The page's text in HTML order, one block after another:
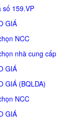
số 159.VP
GIÁ
NCC
nhà cung cấp
GIÁ
GIÁ (BQLDA)
NCC
GIÁ